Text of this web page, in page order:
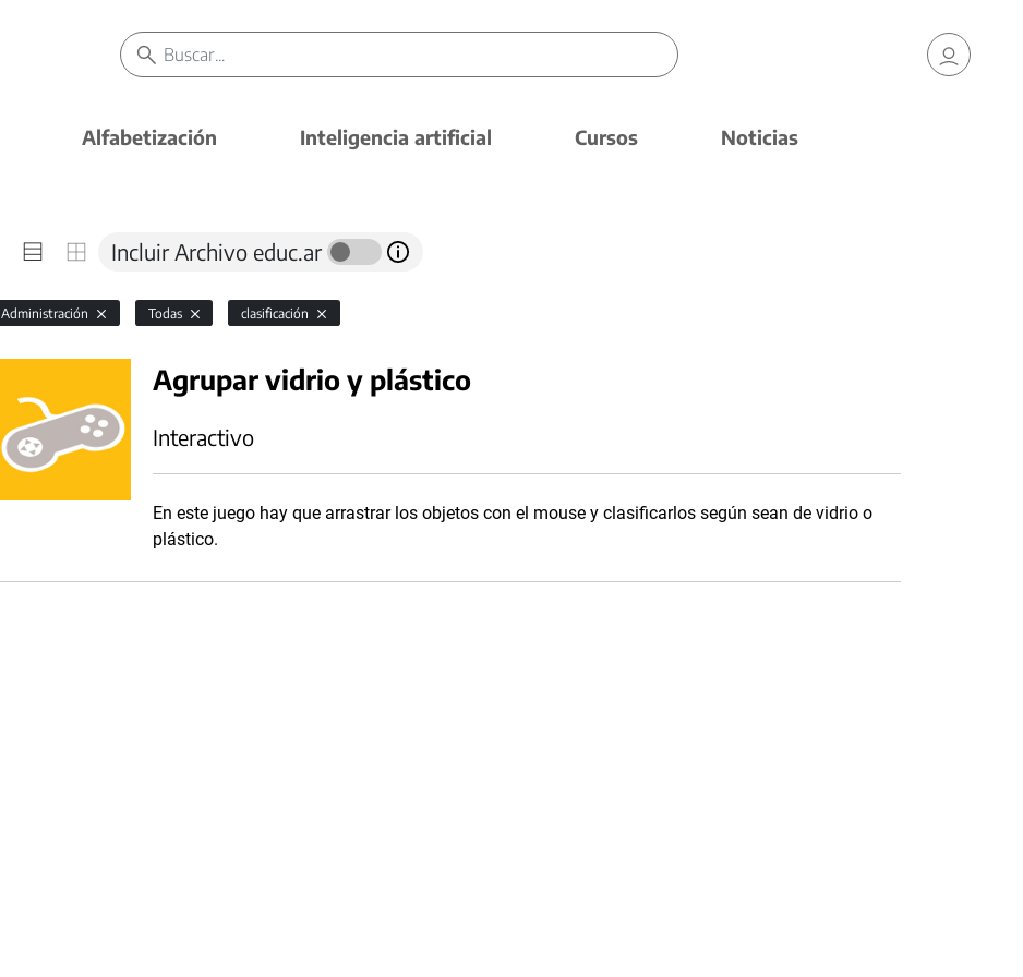
Alfabetización Inteligencia artificial Cursos Noticias
Incluir Archivo educ.ar
Administración Todas clasificación
Agrupar vidrio y plástico
Interactivo
En este juego hay que arrastrar los objetos con el mouse y clasificarlos según sean de vidrio o
plástico.